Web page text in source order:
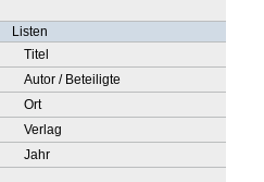
Listen
Titel
Autor / Beteiligte
Ort
Verlag
Jahr